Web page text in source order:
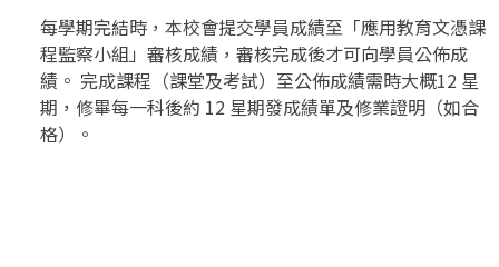
每學期完結時，本校會提交學員成績至「應用教育文憑課
程監察小組」審核成績，審核完成後才可向學員公佈成
績。 完成課程（課堂及考試）至公佈成績需時大概12 星
期，修畢每一科後約 12 星期發成績單及修業證明（如合
格）。